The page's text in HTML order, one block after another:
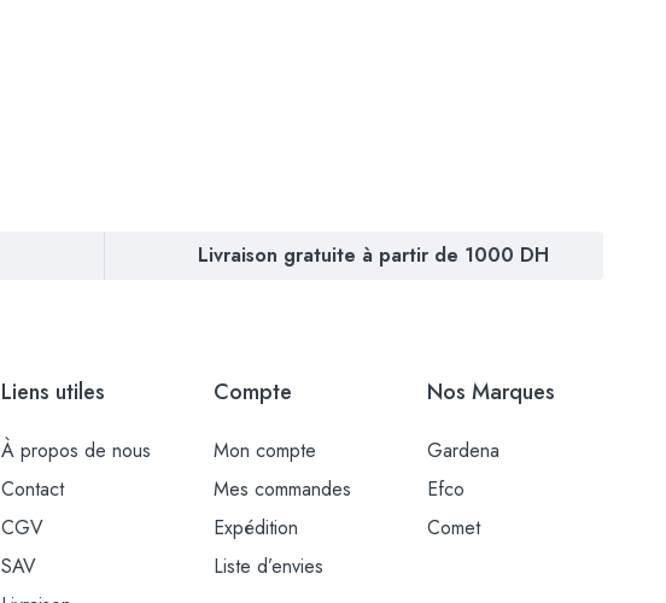
Livraison gratuite à partir de 1000 DH
Liens utiles
À propos de nous
Contact
CGV
SAV
Compte
Mon compte
Mes commandes
Expédition
Liste d’envies
Nos Marques
Gardena
Efco
Comet